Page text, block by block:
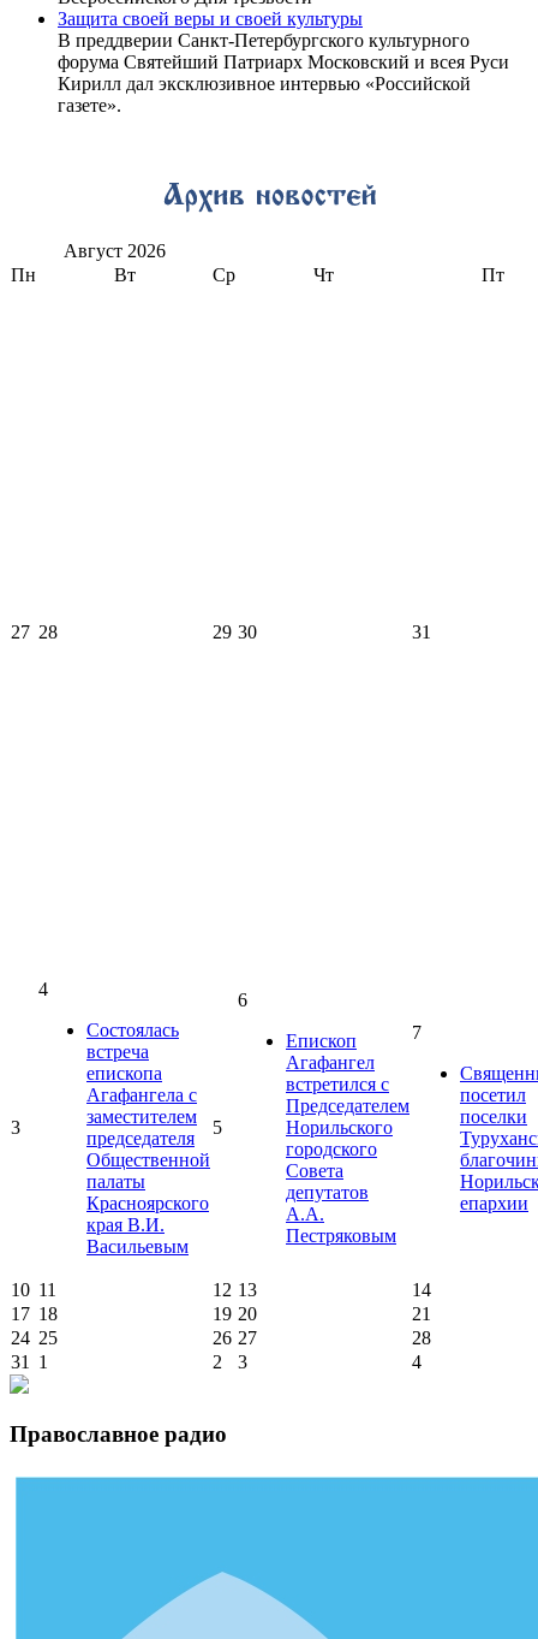
Защита своей веры и своей культуры
В преддверии Санкт-Петербургского культурного
форума Святейший Патриарх Московский и всея Руси
Кирилл дал эксклюзивное интервью «Российской
газете».
Август 2026
Пн
Вт Ср Чт Пт
27 28 29 30 31
3
4
Состоялась
встреча
епископа
Агафангела с
заместителем
председателя
Общественной
палаты
Красноярского
края В.И.
Васильевым
5
6
Епископ
Агафангел
встретился с
Председателем
Норильского
городского
Совета
депутатов
А.А.
Пестряковым
7
посетил
поселки
епархии
10 11 12 13
14
17 18 19 20
21
24 25 26 27
28
31 1 2 3 4
Православное радио